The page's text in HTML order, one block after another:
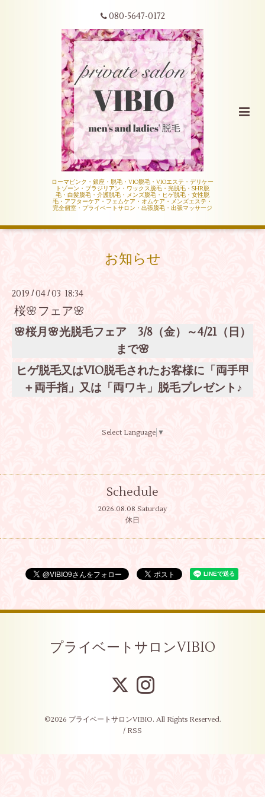
080-5647-0172
ローマピンク・銀座・脱毛・VIO脱毛・VIOエステ・デリケー
トゾーン・ブラジリアン・ワックス脱毛・光脱毛・SHR脱
毛・白髪脱毛・介護脱毛・メンズ脱毛・ヒゲ脱毛・女性脱
毛・アフターケア・フェムケア・オムケア・メンズエステ・
完全個室・プライベートサロン・出張脱毛・出張マッサージ
お知らせ
2019 / 04 /03 18:34
桜🌸フェア🌸
🌸桜月🌸光脱毛フェア 3/8（金）～4/21（日）
まで🌸
ヒゲ脱毛又はVIO脱毛されたお客様に「両手甲
＋両手指」又は「両ワキ」脱毛プレゼント♪
Select Language ▼
Schedule
2026.08.08 Saturday
休日
プライベートサロンVIBIO
©2026 プライベートサロンVIBIO. All Rights Reserved.
/ RSS